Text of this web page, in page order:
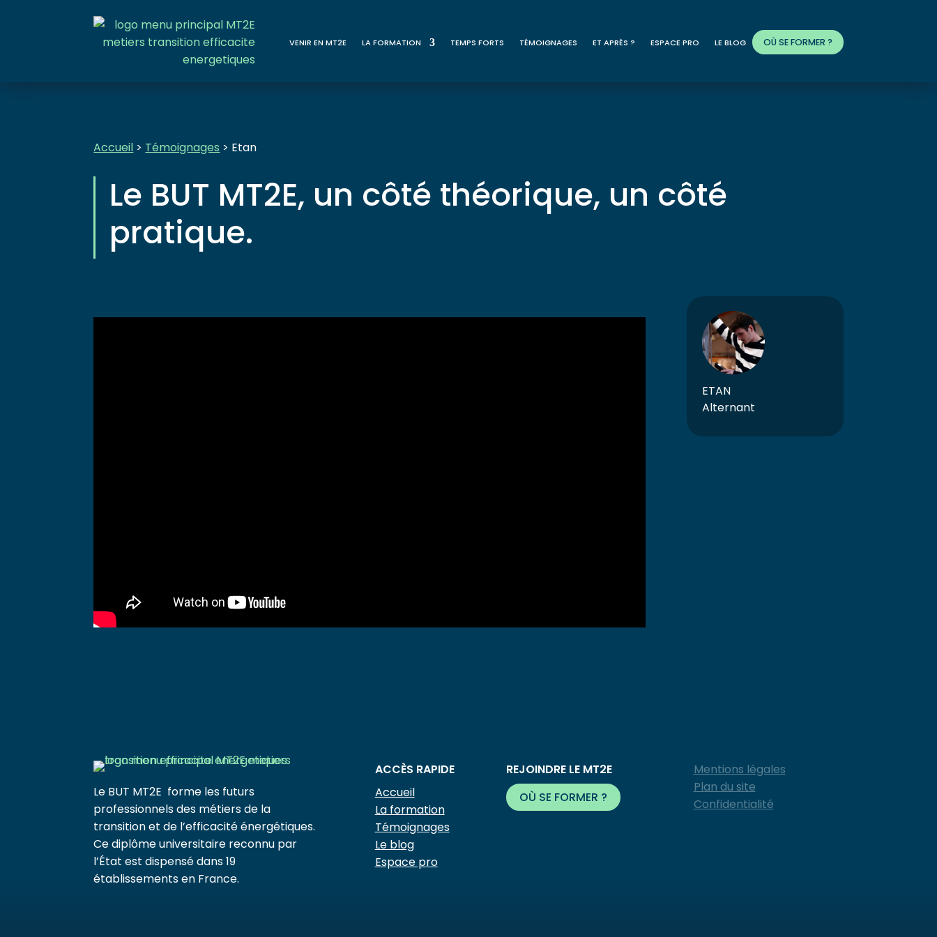
VENIR EN MT2E LA FORMATION TEMPS FORTS TÉMOIGNAGES ET APRÈS ? ESPACE PRO LE BLOG OÙ SE FORMER ?
Accueil > Témoignages > Etan
Le BUT MT2E, un côté théorique, un côté
pratique.
ETAN
Alternant
Le BUT MT2E forme les futurs
professionnels des métiers de la
transition et de l’efficacité énergétiques.
Ce diplôme universitaire reconnu par
l’État est dispensé dans 19
établissements en France.
ACCÈS RAPIDE
Accueil
La formation
Témoignages
Le blog
Espace pro
REJOINDRE LE MT2E
OÙ SE FORMER ?
Mentions légales
Plan du site
Confidentialité